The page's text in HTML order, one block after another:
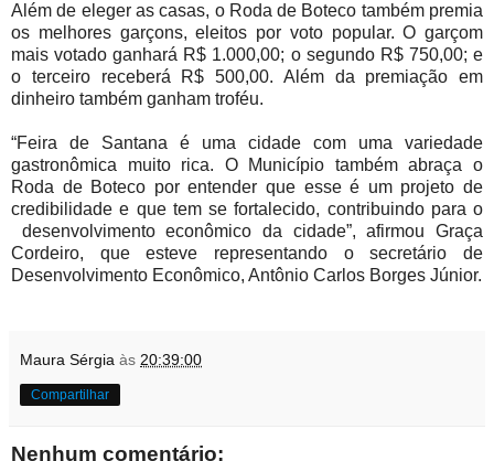
Além de eleger as casas, o Roda de Boteco também premia
os melhores garçons, eleitos por voto popular. O garçom
mais votado ganhará R$ 1.000,00; o segundo R$ 750,00; e
o terceiro receberá R$ 500,00. Além da premiação em
dinheiro também ganham troféu.
“Feira de Santana é uma cidade com uma variedade
gastronômica muito rica. O Município também abraça o
Roda de Boteco por entender que esse é um projeto de
credibilidade e que tem se fortalecido, contribuindo para o
desenvolvimento econômico da cidade”, afirmou Graça
Cordeiro, que esteve representando o secretário de
Desenvolvimento Econômico, Antônio Carlos Borges Júnior.
Maura Sérgia às 20:39:00
Compartilhar
Nenhum comentário: